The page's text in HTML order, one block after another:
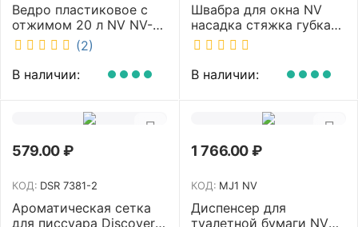
Ведро пластиковое с
отжимом 20 л NV NV-
10250-B
(2)
В наличии:
Швабра для окна NV
насадка стяжка губка
30 см телескопическая
рукоятка 70-110 см NV-
W3011
В наличии:
579.00₽
КОД: DSR 7381-2
Ароматическая сетка
для писсуара Discover
1 766.00₽
КОД: MJ1 NV
Диспенсер для
туалетной бумаги NV